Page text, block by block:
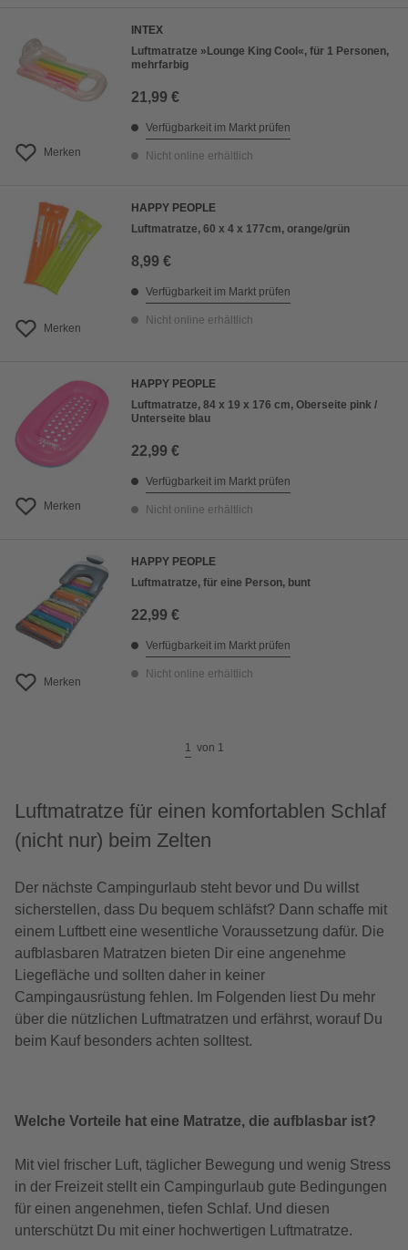
Merken
INTEX
Luftmatratze »Lounge King Cool«, für 1 Personen,
mehrfarbig
21,99 €
Verfügbarkeit im Markt prüfen
Nicht online erhältlich
Merken
HAPPY PEOPLE
Luftmatratze, 60 x 4 x 177cm, orange/grün
8,99 €
Verfügbarkeit im Markt prüfen
Nicht online erhältlich
Merken
HAPPY PEOPLE
Luftmatratze, 84 x 19 x 176 cm, Oberseite pink /
Unterseite blau
22,99 €
Verfügbarkeit im Markt prüfen
Nicht online erhältlich
Merken
HAPPY PEOPLE
Luftmatratze, für eine Person, bunt
22,99 €
Verfügbarkeit im Markt prüfen
Nicht online erhältlich
1 von 1
Luftmatratze für einen komfortablen Schlaf
(nicht nur) beim Zelten
Der nächste Campingurlaub steht bevor und Du willst
sicherstellen, dass Du bequem schläfst? Dann schaffe mit
einem Luftbett eine wesentliche Voraussetzung dafür. Die
aufblasbaren Matratzen bieten Dir eine angenehme
Liegefläche und sollten daher in keiner
Campingausrüstung fehlen. Im Folgenden liest Du mehr
über die nützlichen Luftmatratzen und erfährst, worauf Du
beim Kauf besonders achten solltest.
Welche Vorteile hat eine Matratze, die aufblasbar ist?
Mit viel frischer Luft, täglicher Bewegung und wenig Stress
in der Freizeit stellt ein Campingurlaub gute Bedingungen
für einen angenehmen, tiefen Schlaf. Und diesen
unterschützt Du mit einer hochwertigen Luftmatratze.